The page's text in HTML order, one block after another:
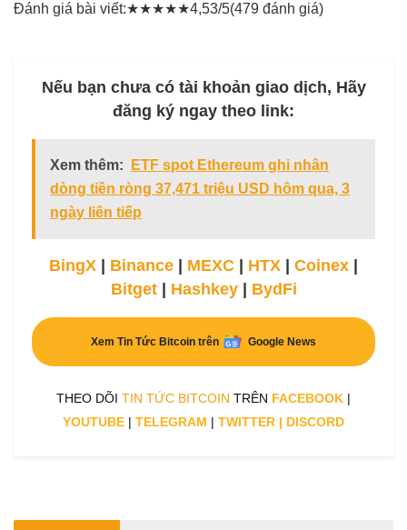
Đánh giá bài viết:★★★★★4,53/5(479 đánh giá)
Nếu bạn chưa có tài khoản giao dịch, Hãy
đăng ký ngay theo link:
Xem thêm:
ETF spot Ethereum ghi nhận
dòng tiền ròng 37,471 triệu USD hôm qua, 3
ngày liên tiếp
BingX Binance MEXC HTX Coinex
Bitget| Hashkey| BydFi
Xem Tin Tức Bitcoin trên Google News
THEO DÕI TIN TỨC BITCOIN TRÊN FACEBOOK |
YOUTUBE | TELEGRAM | TWITTER | DISCORD